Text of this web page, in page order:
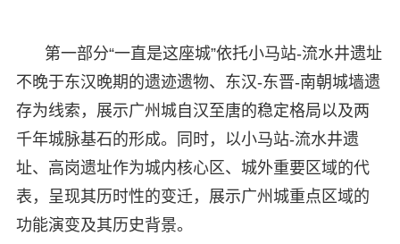
第一部分“一直是这座城”依托小马站-流水井遗址
不晚于东汉晚期的遗迹遗物、东汉-东晋-南朝城墙遗
存为线索，展示广州城自汉至唐的稳定格局以及两
千年城脉基石的形成。同时，以小马站-流水井遗
址、高岗遗址作为城内核心区、城外重要区域的代
表，呈现其历时性的变迁，展示广州城重点区域的
功能演变及其历史背景。